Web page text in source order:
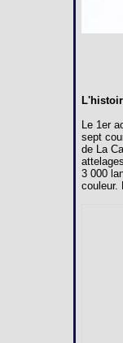
Le 1er
sept
de La
3 000
couleur.